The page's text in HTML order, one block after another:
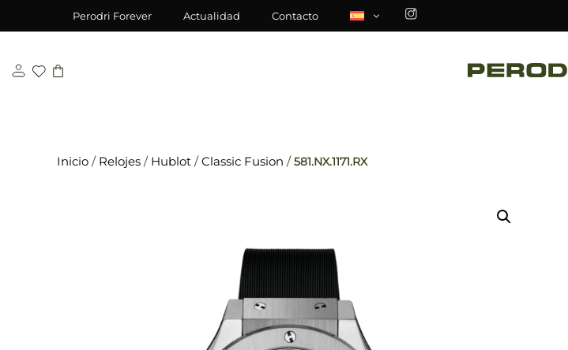
Perodri Forever Actualidad Contacto
Inicio / Relojes / Hublot /Classic Fusion /581.NX.1171.RX